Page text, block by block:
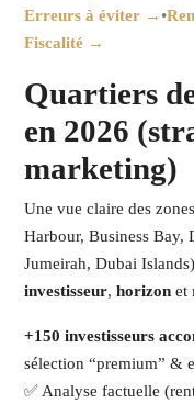
Erreurs à éviter → •
Fiscalité →
Quartiers
en 2026
marketing)
Une vue claire des
Harbour, Business
Jumeirah, Dubai
investisseur, horizon et
+150 investisseurs
sélection “premium” &
✅ Analyse factuelle